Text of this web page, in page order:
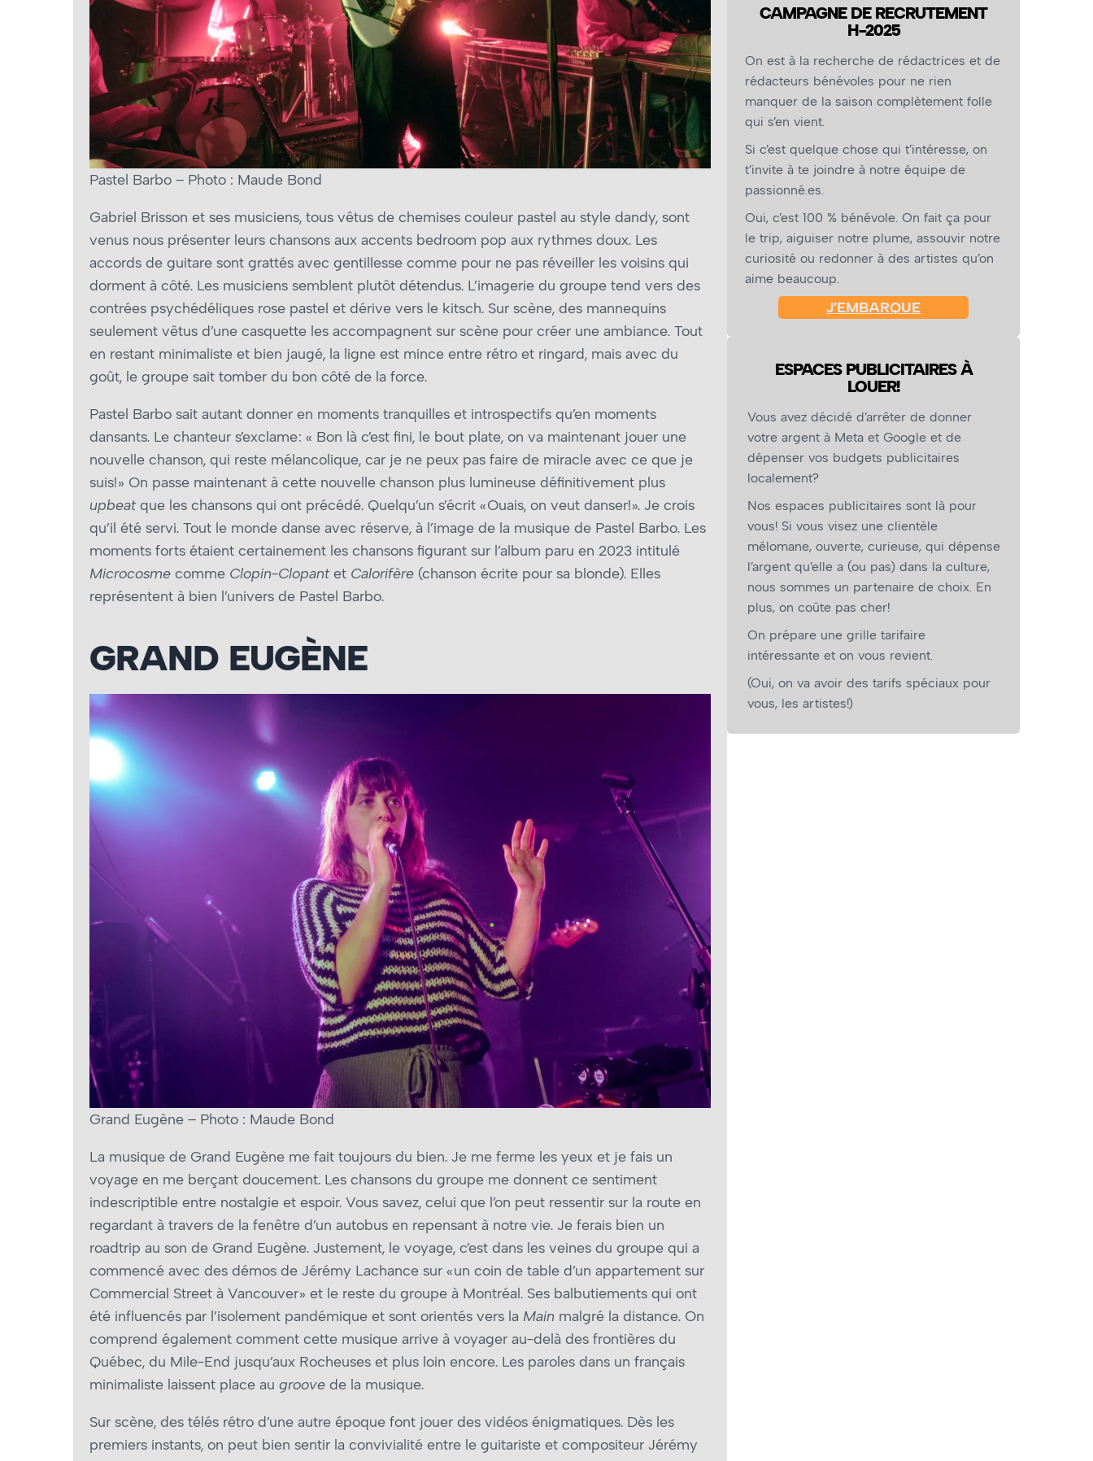
Pastel Barbo – Photo : Maude Bond
Gabriel Brisson et ses musiciens, tous vêtus de chemises couleur pastel au style dandy, sont
venus nous présenter leurs chansons aux accents bedroom pop aux rythmes doux. Les
accords de guitare sont grattés avec gentillesse comme pour ne pas réveiller les voisins qui
dorment à côté. Les musiciens semblent plutôt détendus. L’imagerie du groupe tend vers des
contrées psychédéliques rose pastel et dérive vers le kitsch. Sur scène, des mannequins
seulement vêtus d’une casquette les accompagnent sur scène pour créer une ambiance. Tout
en restant minimaliste et bien jaugé, la ligne est mince entre rétro et ringard, mais avec du
goût, le groupe sait tomber du bon côté de la force.
Pastel Barbo sait autant donner en moments tranquilles et introspectifs qu’en moments
dansants. Le chanteur s’exclame : « Bon là c’est fini, le bout plate, on va maintenant jouer une
nouvelle chanson, qui reste mélancolique, car je ne peux pas faire de miracle avec ce que je
suis! » On passe maintenant à cette nouvelle chanson plus lumineuse définitivement plus
upbeatque les chansons qui ont précédé. Quelqu’un s’écrit « Ouais, on veut danser! ». Je crois
qu’il été servi. Tout le monde danse avec réserve, à l’image de la musique de Pastel Barbo. Les
moments forts étaient certainement les chansons figurant sur l’album paru en 2023 intitulé
Microcosme comme Clopin-Clopantet Calorifère (chanson écrite pour sa blonde). Elles
représentent à bien l’univers de Pastel Barbo.
GRAND EUGÈNE
Grand Eugène – Photo : Maude Bond
La musique de Grand Eugène me fait toujours du bien. Je me ferme les yeux et je fais un
voyage en me berçant doucement. Les chansons du groupe me donnent ce sentiment
indescriptible entre nostalgie et espoir. Vous savez, celui que l’on peut ressentir sur la route en
regardant à travers de la fenêtre d’un autobus en repensant à notre vie. Je ferais bien un
roadtrip au son de Grand Eugène. Justement, le voyage, c’est dans les veines du groupe qui a
commencé avec des démos de Jérémy Lachance sur « un coin de table d’un appartement sur
Commercial Street à Vancouver » et le reste du groupe à Montréal. Ses balbutiements qui ont
été influencés par l’isolement pandémique et sont orientés vers la Main malgré la distance. On
comprend également comment cette musique arrive à voyager au-delà des frontières du
Québec, du Mile-End jusqu’aux Rocheuses et plus loin encore. Les paroles dans un français
minimaliste laissent place au groove de la musique.
Sur scène, des télés rétro d’une autre époque font jouer des vidéos énigmatiques. Dès les
premiers instants, on peut bien sentir la convivialité entre le guitariste et compositeur Jérémy
CAMPAGNE DE RECRUTEMENT
H-2025
On est à la recherche de rédactrices et de
rédacteurs bénévoles pour ne rien
manquer de la saison complètement folle
qui s’en vient.
Si c’est quelque chose qui t’intéresse, on
t’invite à te joindre à notre équipe de
passionné.es.
Oui, c’est 100 % bénévole. On fait ça pour
le trip, aiguiser notre plume, assouvir notre
curiosité ou redonner à des artistes qu’on
aime beaucoup.
J’EMBARQUE
ESPACES PUBLICITAIRES À
LOUER!
Vous avez décidé d’arrêter de donner
votre argent à Meta et Google et de
dépenser vos budgets publicitaires
localement?
Nos espaces publicitaires sont là pour
vous! Si vous visez une clientèle
mélomane, ouverte, curieuse, qui dépense
l’argent qu’elle a (ou pas) dans la culture,
nous sommes un partenaire de choix. En
plus, on coûte pas cher!
On prépare une grille tarifaire
intéressante et on vous revient.
(Oui, on va avoir des tarifs spéciaux pour
vous, les artistes!)